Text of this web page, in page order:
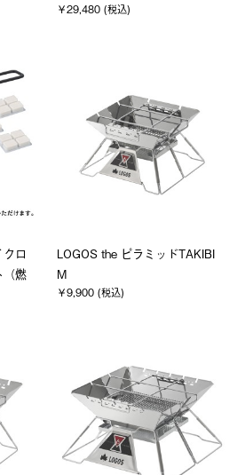
￥29,480 (税込)
クロ
（燃
LOGOS the ピラミッドTAKIBI
M
￥9,900 (税込)